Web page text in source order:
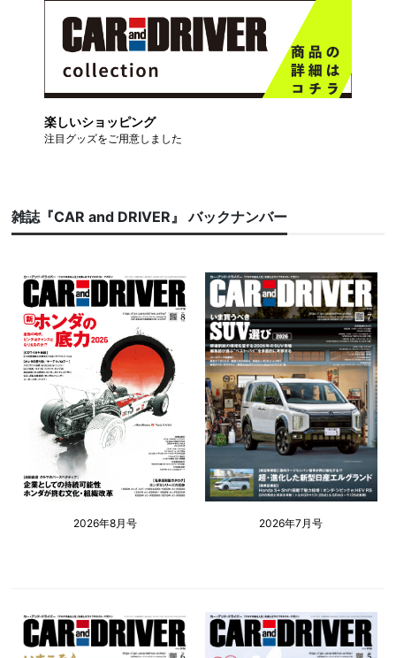
楽しいショッピング
注目グッズをご用意しました
雑誌『CAR and DRIVER』 バックナンバー
2026年8月号 2026年7月号